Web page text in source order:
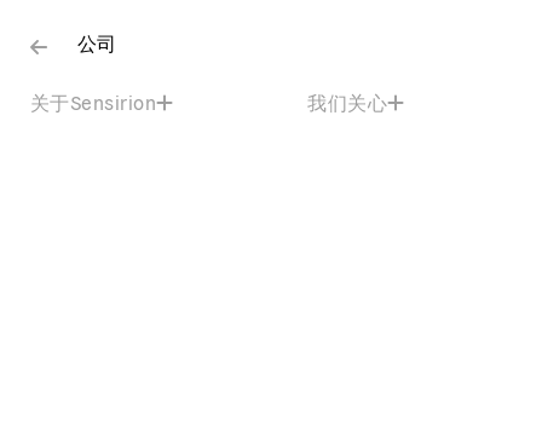
公司
关于Sensirion 我们关心